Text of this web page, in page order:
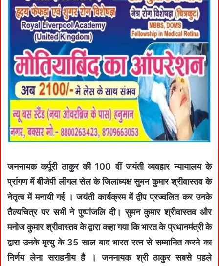
जननायक कर्पूरी ठाकुर की 100 वीं जयंती व्यवहार न्यायालय के
प्रांगण में बीजेपी लीगल सेल के जिलाध्यक्ष सुमन कुमार श्रीवास्तव के
नेतृत्व में मनायी गई । जयंती कार्यक्रम में द्वीप प्रज्वलित कर उनके
तैल्यचित्र पर सभी ने पुष्पांजलि दी। सुमन कुमार श्रीवास्तव और
मनोज कुमार श्रीवास्तव के द्वारा कहा गया कि भारत के प्रधानमंत्री के
द्वारा उनके मृत्यु के 35 साल बाद भारत रत्न से सम्मानित करने का
निर्णय लेना सराहनीय है । जननायक श्री ठाकुर सबसे पहले